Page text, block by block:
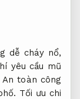
dễ cháy nổ,
yêu cầu mũ
An toàn công
Tối ưu chi